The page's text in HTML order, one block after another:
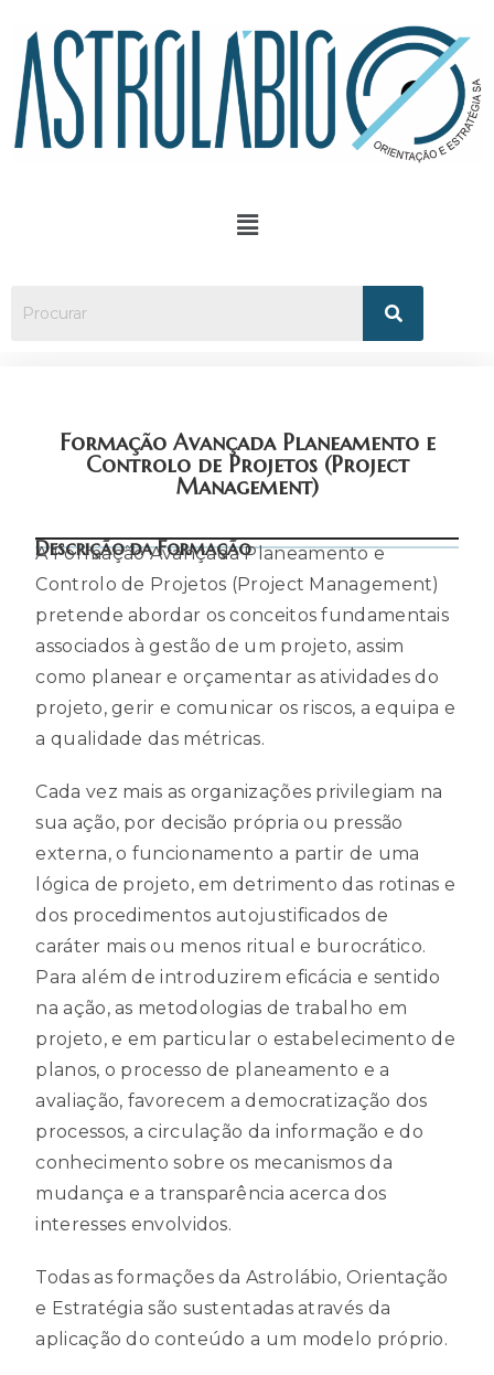
Formação Avançada Planeamento e
Controlo de Projetos (Project
Management)
Descrição da Formação
A Formação Avançada Planeamento e
Controlo de Projetos (Project Management)
pretende abordar os conceitos fundamentais
associados à gestão de um projeto, assim
como planear e orçamentar as atividades do
projeto, gerir e comunicar os riscos, a equipa e
a qualidade das métricas.
Cada vez mais as organizações privilegiam na
sua ação, por decisão própria ou pressão
externa, o funcionamento a partir de uma
lógica de projeto, em detrimento das rotinas e
dos procedimentos autojustificados de
caráter mais ou menos ritual e burocrático.
Para além de introduzirem eficácia e sentido
na ação, as metodologias de trabalho em
projeto, e em particular o estabelecimento de
planos, o processo de planeamento e a
avaliação, favorecem a democratização dos
processos, a circulação da informação e do
conhecimento sobre os mecanismos da
mudança e a transparência acerca dos
interesses envolvidos.
Todas as formações da Astrolábio, Orientação
e Estratégia são sustentadas através da
aplicação do conteúdo a um modelo próprio.